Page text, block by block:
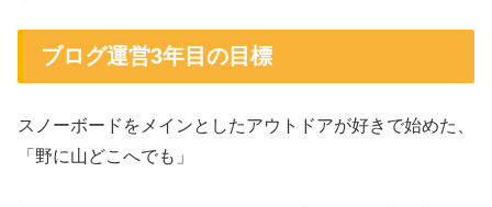
ブログ運営3年目の目標
スノーボードをメインとしたアウトドアが好きで始めた、
「野に山どこへでも」